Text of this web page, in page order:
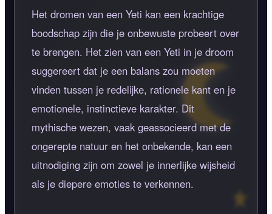
Het dromen van een Yeti kan een krachtige
boodschap zijn die je onbewuste probeert over
te brengen. Het zien van een Yeti in je droom
suggereert dat je een balans zou moeten
vinden tussen je redelijke, rationele kant en je
emotionele, instinctieve karakter. Dit
mythische wezen, vaak geassocieerd met de
ongerepte natuur en het onbekende, kan een
uitnodiging zijn om zowel je innerlijke wijsheid
als je diepere emoties te verkennen.